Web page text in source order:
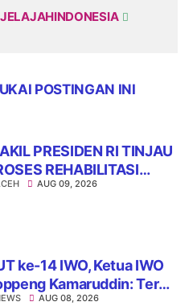
JELAJAHINDONESIA
POSTINGAN INI
PRESIDEN RI TINJAU
REHABILITASI
LUMUT,
AUG 09, 2026
ke-14 IWO, Ketua IWO
Kamaruddin: Terus
Integritas dan Nama
AUG 08, 2026